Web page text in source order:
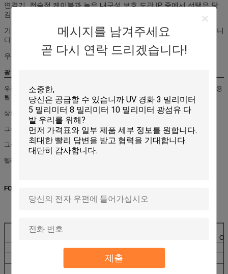
메시지를 남겨주세요
곧 다시 연락 드리겠습니다!
제출
연결기, 전술적 케이블과 높은 내구성 보호 도관 IP 중에서 선택은 당
김 성공을 평가했습니다.
기록 : 500 미터는 광 섬유용 패치 케이블릴의 평가된 케이블 용량입니
다.
우리는 또한 선택적인 200, 300과 1000 미터를 제공할 수 있습니다.
광 섬유용 패치 케이블릴의 응용
우리는 여러 전개가능한 섬유 케이블릴을 공급할 수 있으며, 그것이 다음에서 사용
될 수 있습니다
상황 - 야전 통신과 CATV, 빠른 배포, 빠른 배포
그리고 군 야전 통신 시스템의 검색, 레이더의 케이블 배치, 항공
그리고 해군 함정, 파는 유전의 복잡한 환경과 항구
텔레비전 재-브로드캐스팅과 통신, LAN 케이블링을 수리하고 지원하는 긴급.
FO 케이블 상술 성능
케이블
4.5MM Φ4.5±0.2
Φ4.5±0.2
5.0MM Φ5.0±0.2